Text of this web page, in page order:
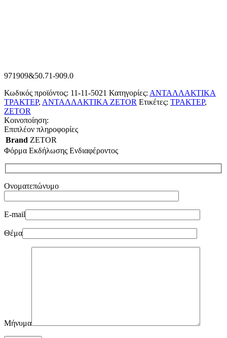
971909&50.71-909.0
Κωδικός προϊόντος: 11-11-5021 Κατηγορίες: ΑΝΤΑΛΛΑΚΤΙΚΑ
ΤΡΑΚΤΕΡ, ΑΝΤΑΛΛΑΚΤΙΚΑ ZETOR Ετικέτες: ΤΡΑΚΤΕΡ,
ZETOR
Κοινοποίηση:
Επιπλέον πληροφορίες
Brand ZETOR
Φόρμα Εκδήλωσης Ενδιαφέροντος
Ονοματεπώνυμο
E-mail
Θέμα
Μήνυμα